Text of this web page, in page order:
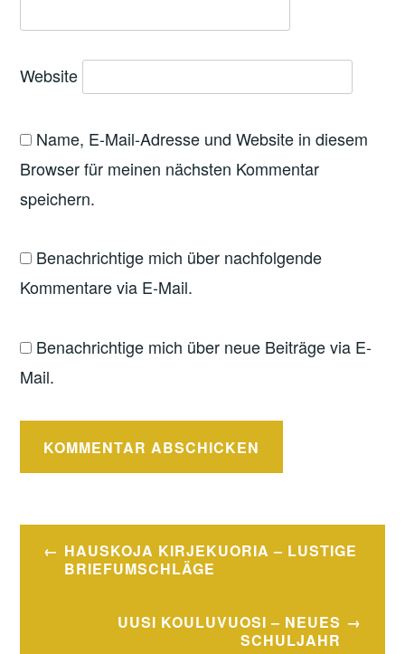
Website
Name, E-Mail-Adresse und Website in diesem
Browser für meinen nächsten Kommentar
speichern.
Benachrichtige mich über nachfolgende
Kommentare via E-Mail.
Benachrichtige mich über neue Beiträge via E-
Mail.
Beitragsnavigation
HAUSKOJA KIRJEKUORIA – LUSTIGE
BRIEFUMSCHLÄGE
UUSI KOULUVUOSI – NEUES
SCHULJAHR